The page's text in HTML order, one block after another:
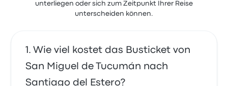
unterliegen oder sich zum Zeitpunkt Ihrer Reise
unterscheiden können.
Wie viel kostet das Busticket von
San Miguel de Tucumán nach
Santiago del Estero?